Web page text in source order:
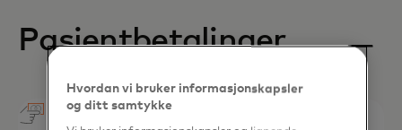
Pasientbetalinger
Hvordan vi bruker informasjonskapsler
og ditt samtykke